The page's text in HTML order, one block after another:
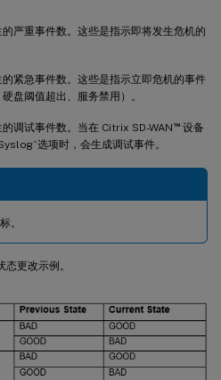
的严重事件数。这些是指示即将发生危机的
的紧急事件数。这些是指示立即危机的事件
盘阈值超出、服务禁用）。
的调试事件数。当在 Citrix SD-WAN ™设备
选项时，会生成调试事件。
。
更改示例。